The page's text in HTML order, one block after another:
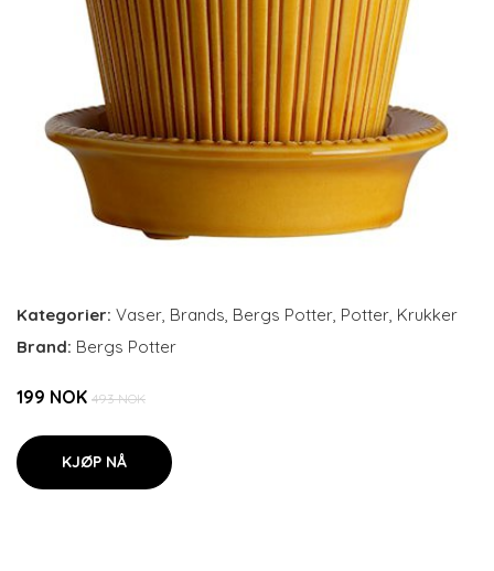
Kategorier: Vaser Brands Bergs Potter Potter Krukker
Brand: Bergs Potter
199 NOK 493 NOK
KJØP NÅ